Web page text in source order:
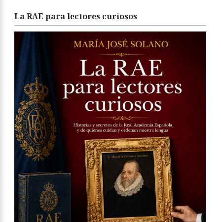
La RAE para lectores curiosos